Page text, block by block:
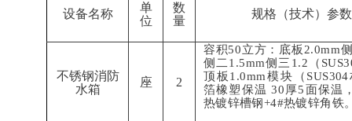
设备名称
单
位
数
量
规格（技术）参数
不锈钢消防
水箱
座 2
容积50立方：底板2.0mm
侧二1.5mm侧三1.2（
顶板1.0mm模块（
箔橡塑保温 30厚5面保温
热镀锌槽钢+4#热镀锌角铁